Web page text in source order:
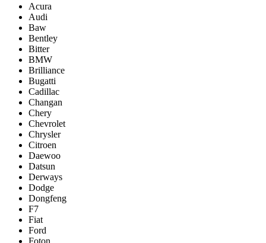
Acura
Audi
Baw
Bentley
Bitter
BMW
Brilliance
Bugatti
Cadillac
Changan
Chery
Chevrolet
Chrysler
Citroen
Daewoo
Datsun
Derways
Dodge
Dongfeng
F7
Fiat
Ford
Foton